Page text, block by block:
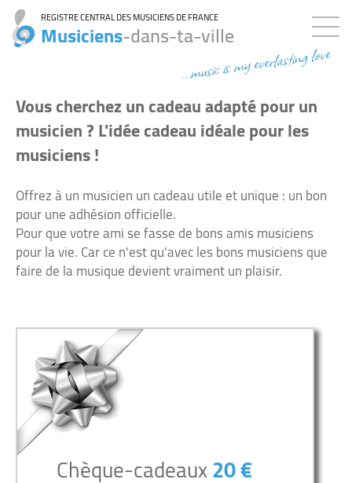
REGISTRE CENTRAL DES MUSICIENS DE FRANCE
Musiciens-dans-ta-ville
...music is my everlasting love
Vous cherchez un cadeau adapté pour un
musicien ? L'idée cadeau idéale pour les
musiciens !
Offrez à un musicien un cadeau utile et unique : un bon
pour une adhésion officielle.
Pour que votre ami se fasse de bons amis musiciens
pour la vie. Car ce n'est qu'avec les bons musiciens que
faire de la musique devient vraiment un plaisir.
Chèque-cadeaux20 €